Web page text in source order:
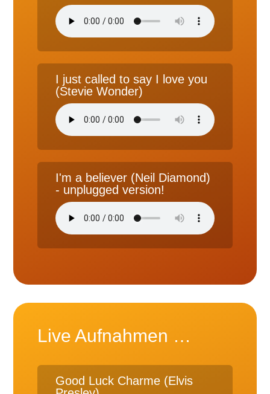
I just called to say I love you
(Stevie Wonder)
I'm a believer (Neil Diamond)
- unplugged version!
Live Aufnahmen …
Good Luck Charme (Elvis